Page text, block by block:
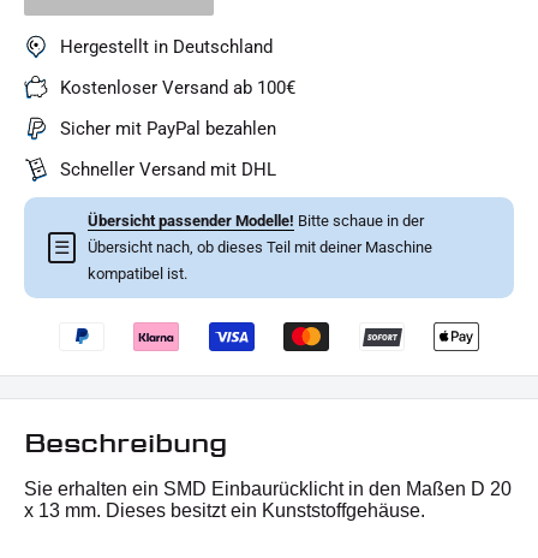
Hergestellt in Deutschland
Kostenloser Versand ab 100€
Sicher mit PayPal bezahlen
Schneller Versand mit DHL
☰
Übersicht passender Modelle! Bitte schaue in der
Übersicht nach, ob dieses Teil mit deiner Maschine
kompatibel ist.
Beschreibung
Sie erhalten ein SMD Einbaurücklicht in den Maßen D 20
x 13 mm. Dieses besitzt ein Kunststoffgehäuse.